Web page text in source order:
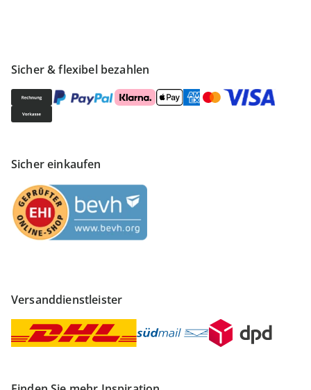
Sicher & flexibel bezahlen
Sicher einkaufen
Versanddienstleister